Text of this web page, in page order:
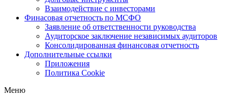
Взаимодействие с инвеcторами
Финасовая отчетность по МСФО
Заявление об ответственности руководства
Аудиторское заключение независимых аудиторов
Консолидированная финансовая отчетность
Дополнительные ссылки
Приложения
Политика Cookie
Меню